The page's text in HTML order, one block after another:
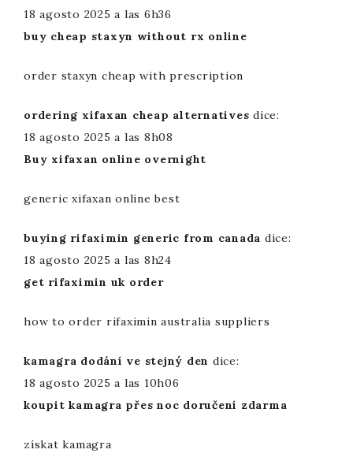
18 agosto 2025 a las 6h36
buy cheap staxyn without rx online
order staxyn cheap with prescription
ordering xifaxan cheap alternatives dice:
18 agosto 2025 a las 8h08
Buy xifaxan online overnight
generic xifaxan online best
buying rifaximin generic from canada dice:
18 agosto 2025 a las 8h24
get rifaximin uk order
how to order rifaximin australia suppliers
kamagra dodání ve stejný den dice:
18 agosto 2025 a las 10h06
koupit kamagra přes noc doručení zdarma
získat kamagra